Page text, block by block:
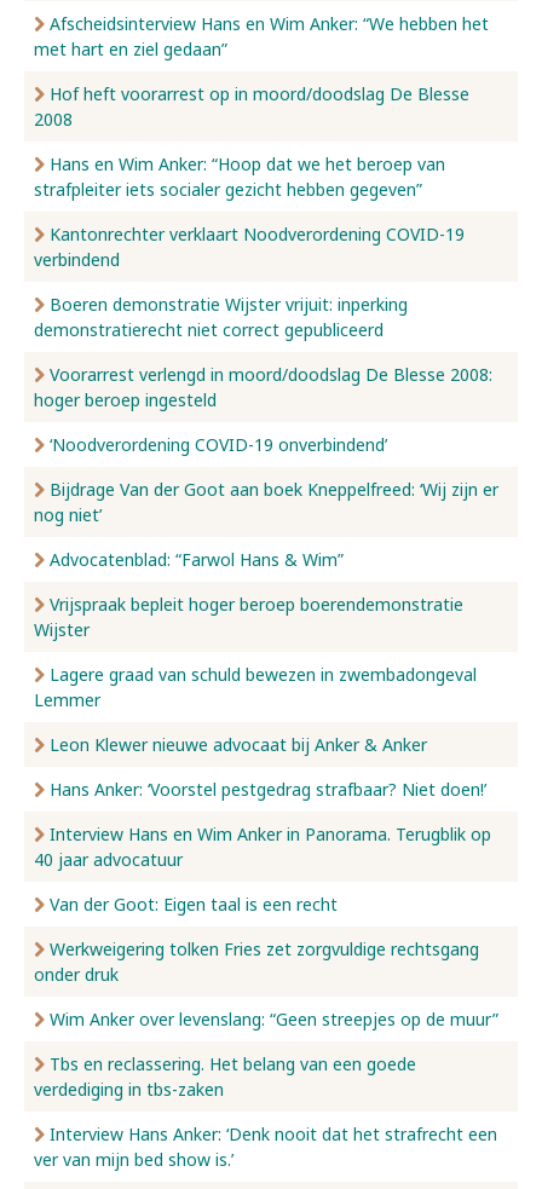
Afscheidsinterview Hans en Wim Anker: “We hebben het
met hart en ziel gedaan”
Hof heft voorarrest op in moord/doodslag De Blesse
2008
Hans en Wim Anker: “Hoop dat we het beroep van
strafpleiter iets socialer gezicht hebben gegeven”
Kantonrechter verklaart Noodverordening COVID-19
verbindend
Boeren demonstratie Wijster vrijuit: inperking
demonstratierecht niet correct gepubliceerd
Voorarrest verlengd in moord/doodslag De Blesse 2008:
hoger beroep ingesteld
‘Noodverordening COVID-19 onverbindend’
Bijdrage Van der Goot aan boek Kneppelfreed: ‘Wij zijn er
nog niet’
Advocatenblad: “Farwol Hans & Wim”
Vrijspraak bepleit hoger beroep boerendemonstratie
Wijster
Lagere graad van schuld bewezen in zwembadongeval
Lemmer
Leon Klewer nieuwe advocaat bij Anker & Anker
Hans Anker: ‘Voorstel pestgedrag strafbaar? Niet doen!’
Interview Hans en Wim Anker in Panorama. Terugblik op
40 jaar advocatuur
Van der Goot: Eigen taal is een recht
Werkweigering tolken Fries zet zorgvuldige rechtsgang
onder druk
Wim Anker over levenslang: “Geen streepjes op de muur”
Tbs en reclassering. Het belang van een goede
verdediging in tbs-zaken
Interview Hans Anker: ‘Denk nooit dat het strafrecht een
ver van mijn bed show is.’